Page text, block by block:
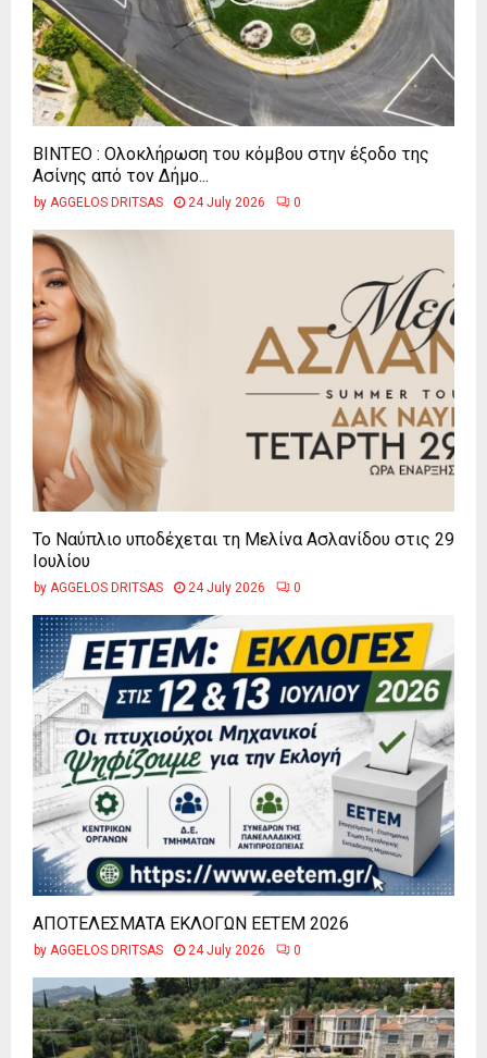
ΒΙΝΤΕΟ : Ολοκλήρωση του κόμβου στην έξοδο της
Ασίνης από τον Δήμο...
by AGGELOS DRITSAS 24 July 2026 0
Το Ναύπλιο υποδέχεται τη Μελίνα Ασλανίδου στις 29
Ιουλίου
by AGGELOS DRITSAS 24 July 2026 0
ΑΠΟΤΕΛΕΣΜΑΤΑ ΕΚΛΟΓΩΝ ΕΕΤΕΜ 2026
by AGGELOS DRITSAS 24 July 2026 0